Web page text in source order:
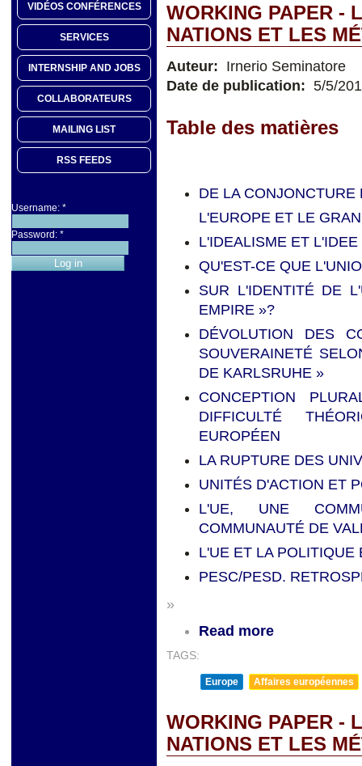
VIDÉOS CONFÉRENCES
SERVICES
INTERNSHIP AND JOBS
COLLABORATEURS
MAILING LIST
RSS FEEDS
Username: *
Password: *
WORKING PAPER -
NATIONS ET LES
Auteur: Irnerio Seminatore
Date de publication: 5/5/
Table des matières
DE LA
L'EUROPE ET LE
L'IDEALISME ET
QU'EST-CE QUE
SUR L'IDENTITÉ DE
EMPIRE »?
DÉVOLUTION DES
SOUVERAINETÉ
DE KARLSRUHE »
CONCEPTION
DIFFICULTÉ
EUROPÉEN
LA RUPTURE DES
UNITÉS D'ACTION ET
L'UE, UNE
COMMUNAUTÉ DE
L'UE ET LA
PESC/PESD.
»
Read more
TAGS:
Europe Affaires européennes
WORKING PAPER -
NATIONS ET LES